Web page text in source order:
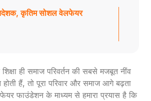
कृतिम सोशल वेलफेयर
ही समाज परिवर्तन की सबसे मजबूत नींव
होती हैं, तो पूरा परिवार और समाज आगे बढ़ता
फाउंडेशन के माध्यम से हमारा प्रयास है कि